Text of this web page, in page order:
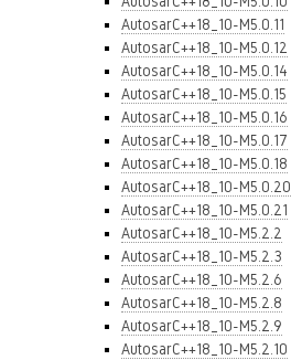
AutosarC++18_10-M5.0.11
AutosarC++18_10-M5.0.12
AutosarC++18_10-M5.0.14
AutosarC++18_10-M5.0.15
AutosarC++18_10-M5.0.16
AutosarC++18_10-M5.0.17
AutosarC++18_10-M5.0.18
AutosarC++18_10-M5.0.20
AutosarC++18_10-M5.0.21
AutosarC++18_10-M5.2.2
AutosarC++18_10-M5.2.3
AutosarC++18_10-M5.2.6
AutosarC++18_10-M5.2.8
AutosarC++18_10-M5.2.9
AutosarC++18_10-M5.2.10